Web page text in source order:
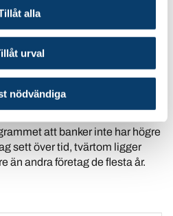
alla
urval
nödvändiga
företag är det därför viktigt att
enskilt år. I diagrammet nedan
kapital i bankerna och
till 2025.
att banker inte har högre
sett över tid, tvärtom ligger
än andra företag de flesta år.